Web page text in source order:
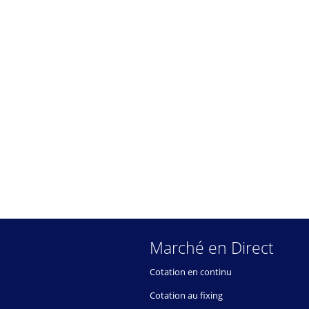
Marché en Direct
Cotation en continu
Cotation au fixing